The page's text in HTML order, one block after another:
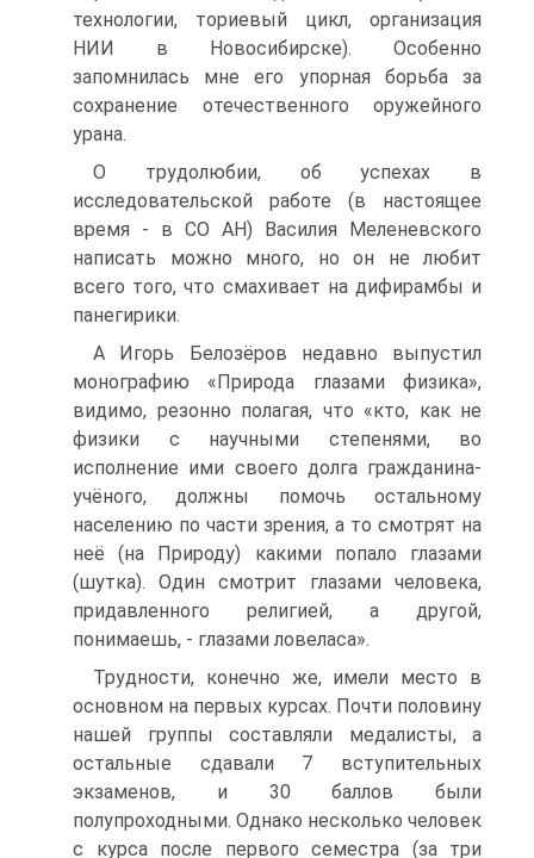
технологии, ториевый цикл, организация
НИИ в Новосибирске). Особенно
запомнилась мне его упорная борьба за
сохранение отечественного оружейного
урана.
О трудолюбии, об успехах в
исследовательской работе (в настоящее
время - в СО АН) Василия Меленевского
написать можно много, но он не любит
всего того, что смахивает на дифирамбы и
панегирики.
А Игорь Белозёров недавно выпустил
монографию «Природа глазами физика»,
видимо, резонно полагая, что «кто, как не
физики с научными степенями, во
исполнение ими своего долга гражданина-
учёного, должны помочь остальному
населению по части зрения, а то смотрят на
неё (на Природу) какими попало глазами
(шутка). Один смотрит глазами человека,
придавленного религией, а другой,
понимаешь, - глазами ловеласа».
Трудности, конечно же, имели место в
основном на первых курсах. Почти половину
нашей группы составляли медалисты, а
остальные сдавали 7 вступительных
экзаменов, и 30 баллов были
полупроходными. Однако несколько человек
с курса после первого семестра (за три